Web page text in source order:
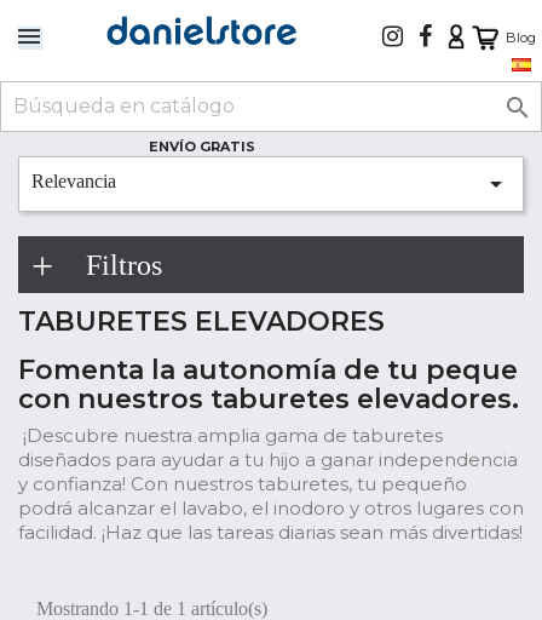
Blog

ENVÍO GRATIS
Relevancia 
Filtros
TABURETES ELEVADORES
Fomenta la autonomía de tu peque
con nuestros taburetes elevadores.
¡Descubre nuestra amplia gama de taburetes
diseñados para ayudar a tu hijo a ganar independencia
y confianza! Con nuestros taburetes, tu pequeño
podrá alcanzar el lavabo, el inodoro y otros lugares con
facilidad. ¡Haz que las tareas diarias sean más divertidas!
Mostrando 1-1 de 1 artículo(s)